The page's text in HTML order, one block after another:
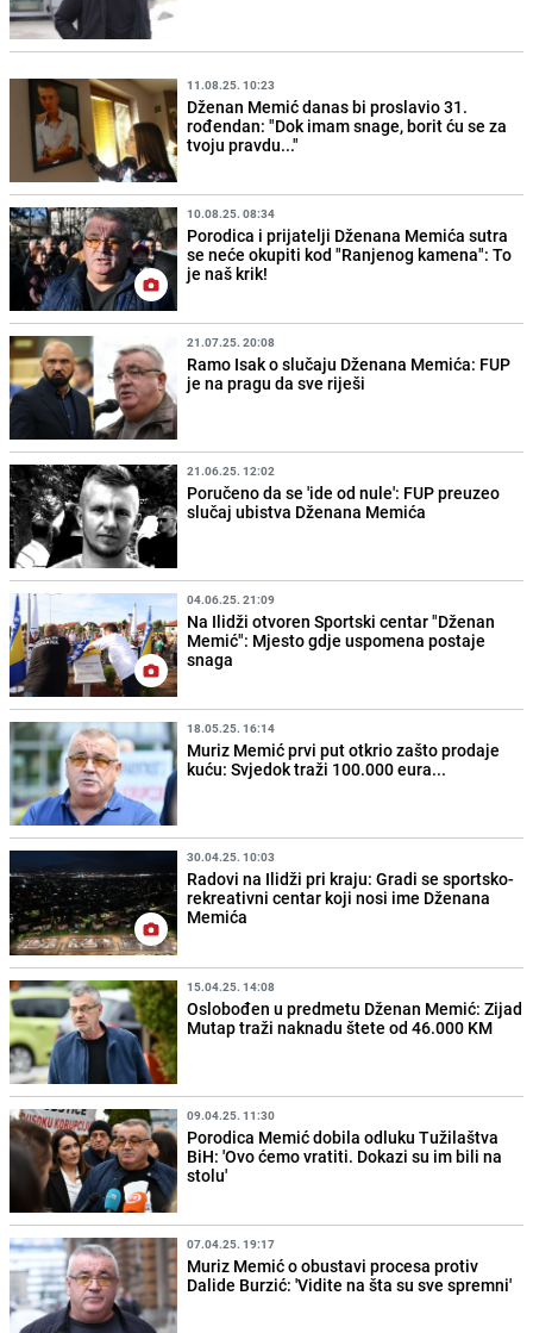
11.08.25. 10:23
Dženan Memić danas bi proslavio 31.
rođendan: "Dok imam snage, borit ću se za
tvoju pravdu..."
10.08.25. 08:34
Porodica i prijatelji Dženana Memića sutra
se neće okupiti kod "Ranjenog kamena": To
je naš krik!
21.07.25. 20:08
Ramo Isak o slučaju Dženana Memića: FUP
je na pragu da sve riješi
21.06.25. 12:02
Poručeno da se 'ide od nule': FUP preuzeo
slučaj ubistva Dženana Memića
04.06.25. 21:09
Na Ilidži otvoren Sportski centar "Dženan
Memić": Mjesto gdje uspomena postaje
snaga
18.05.25. 16:14
Muriz Memić prvi put otkrio zašto prodaje
kuću: Svjedok traži 100.000 eura...
30.04.25. 10:03
Radovi na Ilidži pri kraju: Gradi se sportsko-
rekreativni centar koji nosi ime Dženana
Memića
15.04.25. 14:08
Oslobođen u predmetu Dženan Memić: Zijad
Mutap traži naknadu štete od 46.000 KM
09.04.25. 11:30
Porodica Memić dobila odluku Tužilaštva
BiH: 'Ovo ćemo vratiti. Dokazi su im bili na
stolu'
07.04.25. 19:17
Muriz Memić o obustavi procesa protiv
Dalide Burzić: 'Vidite na šta su sve spremni'